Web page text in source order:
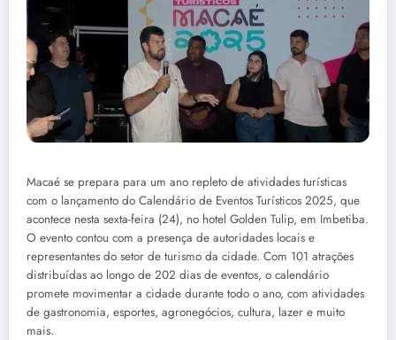
Macaé se prepara para um ano repleto de atividades turísticas
com o lançamento do Calendário de Eventos Turísticos 2025, que
acontece nesta sexta-feira (24), no hotel Golden Tulip, em Imbetiba.
O evento contou com a presença de autoridades locais e
representantes do setor de turismo da cidade. Com 101 atrações
distribuídas ao longo de 202 dias de eventos, o calendário
promete movimentar a cidade durante todo o ano, com atividades
de gastronomia, esportes, agronegócios, cultura, lazer e muito
mais.